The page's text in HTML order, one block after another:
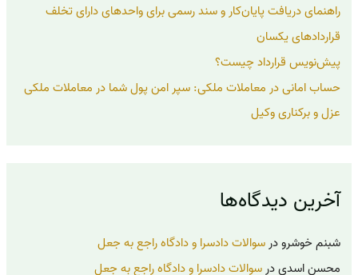
راهنمای دریافت پایان‌کار و سند رسمی برای واحدهای دارای تخلف
قراردادهای یکسان
پیش‌نویس قرارداد چیست؟
حساب امانی در معاملات ملکی: سپر امن پول شما در معاملات ملکی
عزل و برکناری وکیل
آخرین دیدگاه‌ها
شبنم خوشرودرسوالات دادسرا و دادگاه راجع به جعل
محسن اسدیدرسوالات دادسرا و دادگاه راجع به جعل